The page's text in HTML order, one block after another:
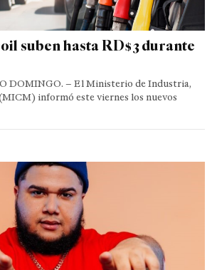
suben hasta RD$3 durante
DOMINGO. – El Ministerio de Industria,
informó este viernes los nuevos